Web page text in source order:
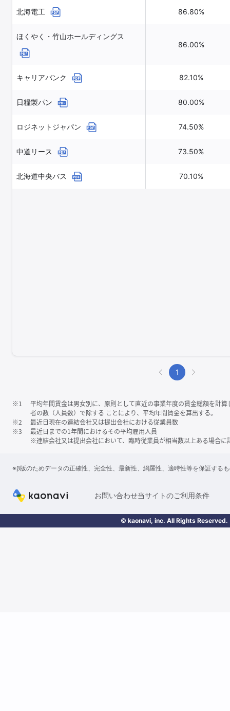
北海電工 86.80%
ほくやく・竹山ホールディングス
86.00%
キャリアバンク 82.10%
日糧製パン 80.00%
ロジネットジャパン 74.50%
中道リース 73.50%
北海道中央バス 70.10%
1
※1
平均年間賃金は男女別に、原則として直近の事業年度の賃金総額を計
者の数（人員数）で除する ことにより、平均年間賃金を算出する。
※2
最近日現在の連結会社又は提出会社における従業員数
※3
最近日までの1年間におけるその平均雇用人員
※連結会社又は提出会社において、臨時従業員が相当数以上ある場合に
※β版のためデータの正確性、完全性、最新性、網羅性、適時性等を保証する
お問い合わせ当サイトのご利用条件
© kaonavi, inc. All Rights Reserved.